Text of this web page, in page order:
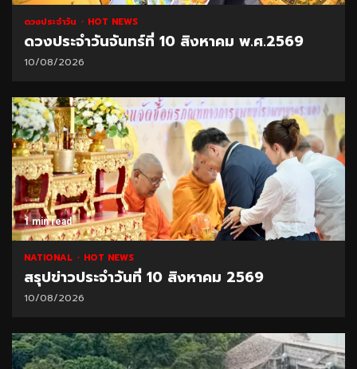
ดวงประจำวัน HOT NEWS
ดวงประจำวันจันทร์ที่ 10 สิงหาคม พ.ศ.2569
10/08/2026
1 min read
NATIONAL HOT NEWS
สรุปข่าวประจำวันที่ 10 สิงหาคม 2569
10/08/2026